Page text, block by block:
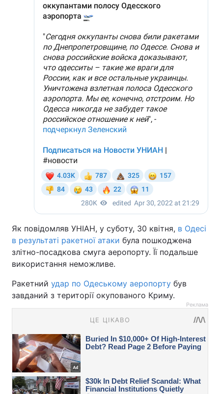
Як повідомляв УНІАН, у суботу, 30 квітня, в Одесі
в результаті ракетної атаки була пошкоджена
злітно-посадкова смуга аеропорту. Її подальше
використання неможливе.
Ракетний удар по Одеському аеропорту був
завданий з території окупованого Криму.
Реклама